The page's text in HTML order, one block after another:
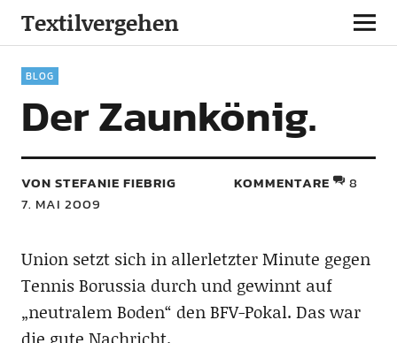
Textilvergehen
BLOG
Der Zaunkönig.
VON STEFANIE FIEBRIG
7. MAI 2009
KOMMENTARE 8
Union setzt sich in allerletzter Minute gegen
Tennis Borussia durch und gewinnt auf
„neutralem Boden“ den BFV-Pokal. Das war
die gute Nachricht.